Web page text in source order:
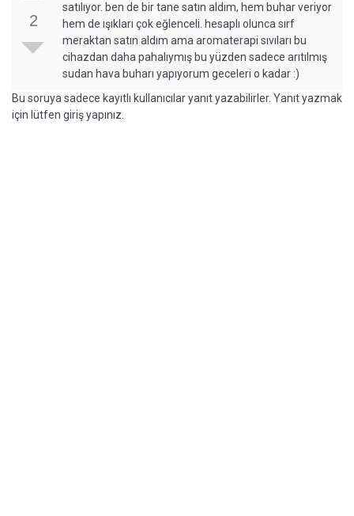
2
satılıyor. ben de bir tane satın aldım, hem buhar veriyor
hem de ışıkları çok eğlenceli. hesaplı olunca sırf
meraktan satın aldım ama aromaterapi sıvıları bu
cihazdan daha pahalıymış bu yüzden sadece arıtılmış
sudan hava buharı yapıyorum geceleri o kadar :)
Bu soruya sadece kayıtlı kullanıcılar yanıt yazabilirler. Yanıt yazmak
için lütfen giriş yapınız.